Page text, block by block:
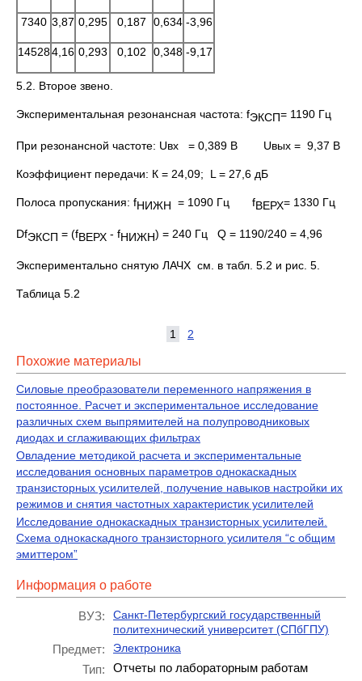
7340 3,87 0,295 0,187 0,634 -3,96
145284,16 0,293 0,102 0,348 -9,17
5.2. Второе звено.
Экспериментальная резонансная частота: fЭКСП= 1190 Гц
При резонансной частоте: Uвх = 0,389 В Uвых = 9,37 В
Коэффициент передачи: К = 24,09; L = 27,6 дБ
Полоса пропускания: fНИЖН = 1090 Гц fВЕРХ= 1330 Гц
DfЭКСП = (fВЕРХ - fНИЖН) = 240 Гц Q = 1190/240 = 4,96
Экспериментально снятую ЛАЧХ см. в табл. 5.2 и рис. 5.
Таблица 5.2
1 2
Похожие материалы
Силовые преобразователи переменного напряжения в
постоянное. Расчет и экспериментальное исследование
различных схем выпрямителей на полупроводниковых
диодах и сглаживающих фильтрах
Овладение методикой расчета и экспериментальные
исследования основных параметров однокаскадных
транзисторных усилителей, получение навыков настройки их
режимов и снятия частотных характеристик усилителей
Исследование однокаскадных транзисторных усилителей.
Схема однокаскадного транзисторного усилителя “с общим
эмиттером”
Информация о работе
ВУЗ:
Санкт-Петербургский государственный
политехнический университет (СПбГПУ)
Предмет: Электроника
Тип:
Отчеты по лабораторным работам